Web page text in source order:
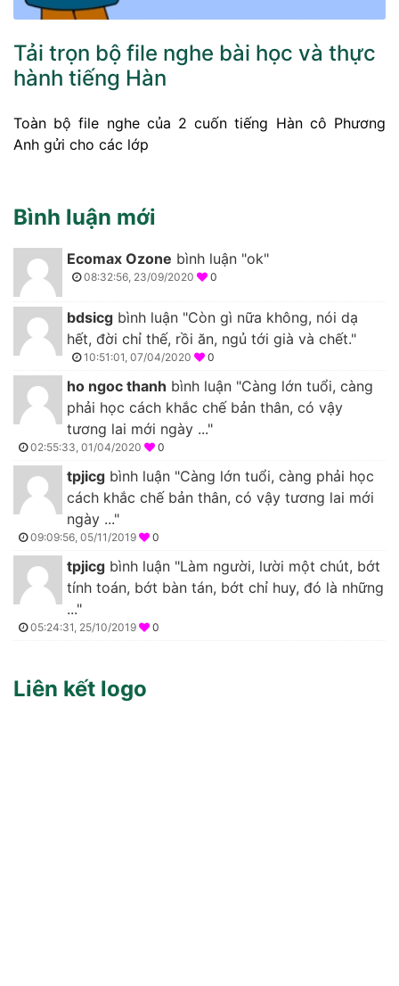
Tải trọn bộ file nghe bài học và thực
hành tiếng Hàn
Toàn bộ file nghe của 2 cuốn tiếng Hàn cô Phương
Anh gửi cho các lớp
Bình luận mới
Ecomax Ozone bình luận "ok"
08:32:56, 23/09/2020 0
bdsicg bình luận "Còn gì nữa không, nói dạ
hết, đời chỉ thế, rồi ăn, ngủ tới già và chết."
10:51:01, 07/04/2020 0
ho ngoc thanh bình luận "Càng lớn tuổi, càng
phải học cách khắc chế bản thân, có vậy
tương lai mới ngày ..."
02:55:33, 01/04/2020 0
tpjicg bình luận "Càng lớn tuổi, càng phải học
cách khắc chế bản thân, có vậy tương lai mới
ngày ..."
09:09:56, 05/11/2019 0
tpjicg bình luận "Làm người, lười một chút, bớt
tính toán, bớt bàn tán, bớt chỉ huy, đó là những
..."
05:24:31, 25/10/2019 0
Liên kết logo